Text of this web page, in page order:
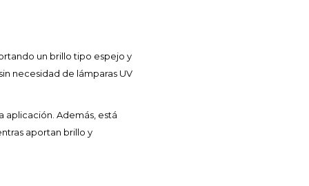
un brillo tipo espejo y
necesidad de lámparas UV
Además, está
aportan brillo y